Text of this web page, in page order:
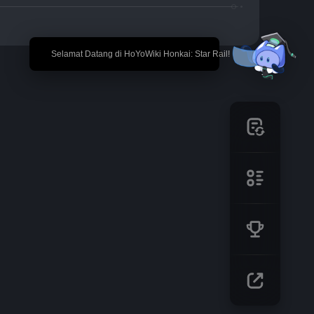
🎉 Selamat Datang di HoYoWiki Honkai: Star Rail!